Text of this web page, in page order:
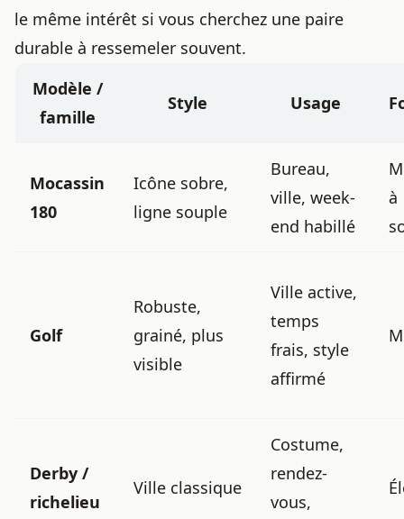
le même intérêt si vous cherchez une paire
durable à ressemeler souvent.
Modèle /
famille
Style Usage
Mocassin
180
Icône sobre,
ligne souple
Bureau,
ville, week-
end habillé
à
Golf
Robuste,
grainé, plus
visible
Ville active,
temps
frais, style
affirmé
Derby /
richelieu
Ville classique
Costume,
rendez-
vous,